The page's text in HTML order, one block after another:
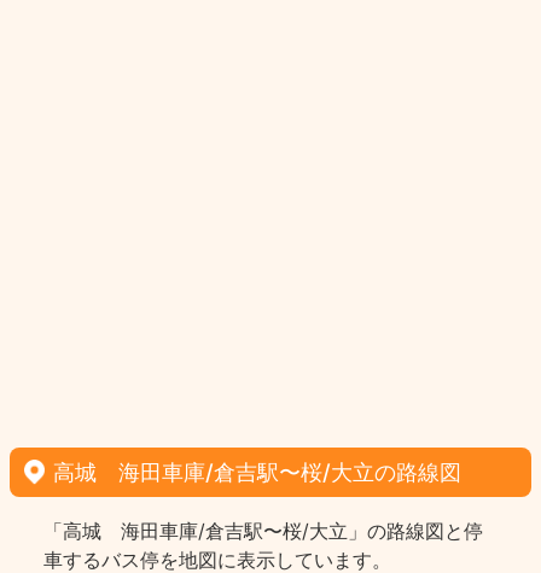
高城 海田車庫/倉吉駅〜桜/大立の路線図
「高城 海田車庫/倉吉駅〜桜/大立」の路線図と停
車するバス停を地図に表示しています。